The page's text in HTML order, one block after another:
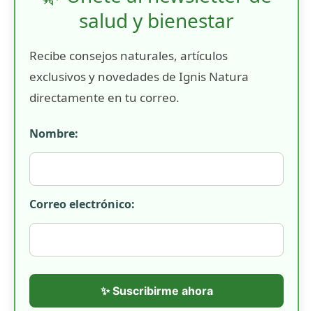
salud y bienestar
Recibe consejos naturales, artículos
exclusivos y novedades de Ignis Natura
directamente en tu correo.
Nombre:
Correo electrónico:
✨ Suscribirme ahora